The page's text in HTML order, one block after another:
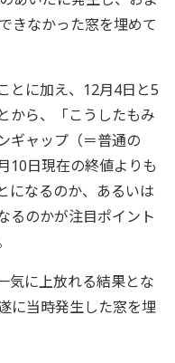
きなかった窓を埋めて
とに加え、12月4日と5
から、「こうしたもみ
ギャップ（＝普通の
10日現在の終値よりも
になるのか、あるいは
るのかが注目ポイント
気に上放れる結果とな
に当時発生した窓を埋